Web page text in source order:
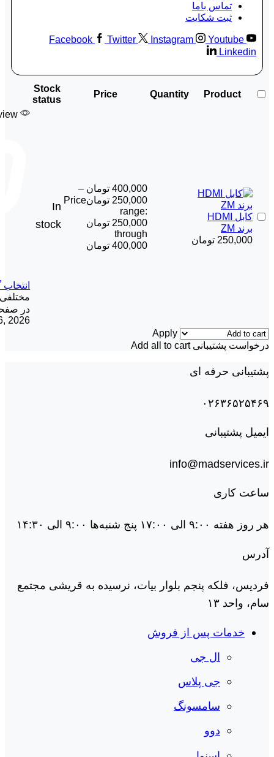
تماس باما
ثبت شکایت
Facebook Twitter Instagram
Youtube
Linkedin
Product
Quantity
Price
Stock
status
کابل HDMI
برند ZM
250,000 تومان
400,000 تومان –
250,000 تومانPrice
range:
250,000 تومان
through
400,000 تومان
In
stock
انتخاب
در
2026
Apply
درخواست پشتیبانی Add all to cart
پشتیبانی حرفه ای
۰۲۶۳۶۵۲۵۴۶۹
ایمیل پشتیبانی
info@madservices.ir
ساعت کاری
هر روز هفته ۹:۰۰ الی ۱۷:۰۰ پنج شنبه‌ها ۹:۰۰ الی ۱۴:۳۰
آدرس
فردیس، فلکه پنجم بلوار بیات، نرسیده به قریشی مجتمع
سام، واحد ۱۳
خدمات پس از فروش
ال جی
جی پلاس
سامسونگ
دوو